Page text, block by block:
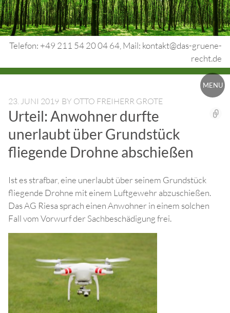
Skip
to
content
Telefon: +49 211 54 20 04 64, Mail: kontakt@das-gruene-
recht.de
Medienrecht.
gewerbl.
Rechtsschutz.
MENU
23. JUNI 2019 BY OTTO FREIHERR GROTE
Urteil: Anwohner durfte
unerlaubt über Grundstück
fliegende Drohne abschießen
Ist es strafbar, eine unerlaubt über seinem Grundstück
fliegende Drohne mit einem Luftgewehr abzuschießen.
Das AG Riesa sprach einen Anwohner in einem solchen
Fall vom Vorwurf der Sachbeschädigung frei.